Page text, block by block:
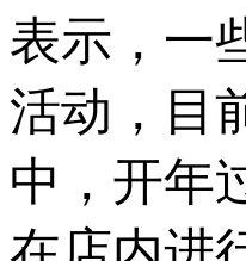
表示，一
活动，目
中，开年